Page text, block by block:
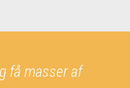
få masser af